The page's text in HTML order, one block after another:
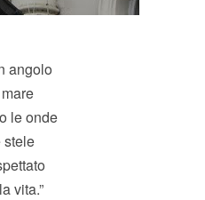
angolo
le onde
stele
vita.”